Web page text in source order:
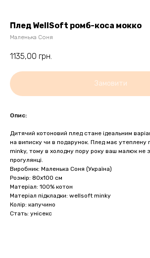
Плед WellSoft ромб-коса мокко
Маленька Соня
1135,00 грн.
Замовити
Опис:
Дитячий котоновий плед стане ідеальним
на виписку чи в подарунок. Плед має утеплену
minky, тому в холодну пору року ваш малюк не
прогулянці.
Виробник: Маленька Соня (Україна)
Розмір: 80х100 см
Матеріал: 100% котон
Матеріал підкладки: wellsoft minky
Колір: капучино
Стать: унісекс